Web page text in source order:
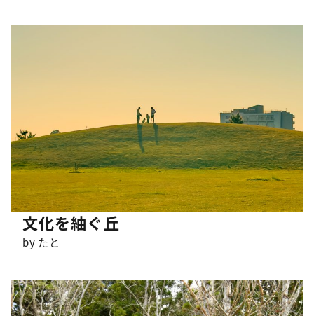
文化を紬ぐ丘
by たと